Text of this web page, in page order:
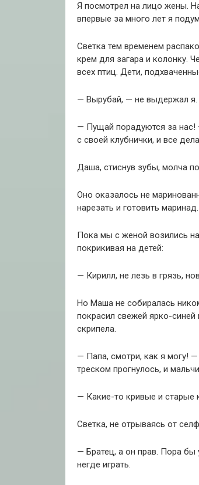
Я посмотрел на лицо жены.
впервые за много лет я
Светка тем временем
крем для загара и колонку.
всех птиц. Дети,
— Вырубай, — не выдержал я.
— Пущай порадуются за нас!
с своей клубнички, и все
Даша, стиснув зубы, молча
Оно оказалось не
нарезать и готовить маринад.
Пока мы с женой возились
покрикивая на детей:
— Кирилл, не лезь в грязь,
Но Маша не собиралась
покрасил свежей ярко-синей
скрипела.
— Папа, смотри, как я могу!
треском прогнулось, и
— Какие-то кривые и старые
Светка, не отрываясь от
— Братец, а он прав. Пора
негде играть.